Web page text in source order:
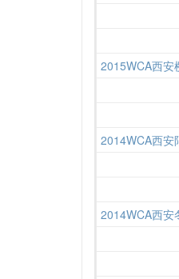
2015WCA西安
2014WCA西安
2014WCA西安